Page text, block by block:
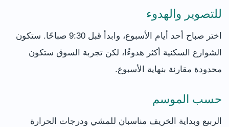
للتصوير والهدوء
اختر صباح أحد أيام الأسبوع، وابدأ قبل 9:30 صباحًا. ستكون
الشوارع السكنية أكثر هدوءًا، لكن تجربة السوق ستكون
محدودة مقارنة بنهاية الأسبوع.
حسب الموسم
الربيع وبداية الخريف مناسبان للمشي ودرجات الحرارة